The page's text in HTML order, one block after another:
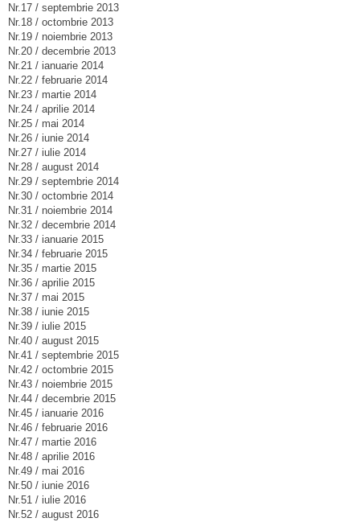
Nr.17 / septembrie 2013
Nr.18 / octombrie 2013
Nr.19 / noiembrie 2013
Nr.20 / decembrie 2013
Nr.21 / ianuarie 2014
Nr.22 / februarie 2014
Nr.23 / martie 2014
Nr.24 / aprilie 2014
Nr.25 / mai 2014
Nr.26 / iunie 2014
Nr.27 / iulie 2014
Nr.28 / august 2014
Nr.29 / septembrie 2014
Nr.30 / octombrie 2014
Nr.31 / noiembrie 2014
Nr.32 / decembrie 2014
Nr.33 / ianuarie 2015
Nr.34 / februarie 2015
Nr.35 / martie 2015
Nr.36 / aprilie 2015
Nr.37 / mai 2015
Nr.38 / iunie 2015
Nr.39 / iulie 2015
Nr.40 / august 2015
Nr.41 / septembrie 2015
Nr.42 / octombrie 2015
Nr.43 / noiembrie 2015
Nr.44 / decembrie 2015
Nr.45 / ianuarie 2016
Nr.46 / februarie 2016
Nr.47 / martie 2016
Nr.48 / aprilie 2016
Nr.49 / mai 2016
Nr.50 / iunie 2016
Nr.51 / iulie 2016
Nr.52 / august 2016